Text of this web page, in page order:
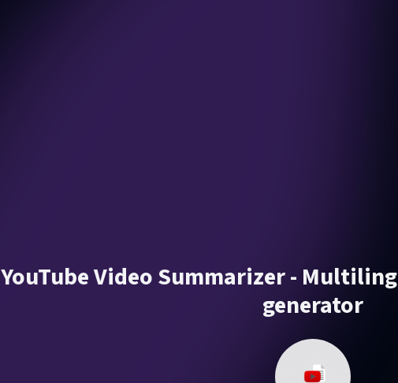
YouTube Video Summarizer -
generator